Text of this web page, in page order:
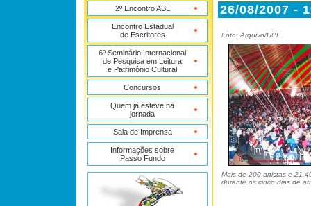
2º Encontro ABL
Encontro Estadual
de Escritores
6º Seminário Internacional
de Pesquisa em Leitura
e Patrimônio Cultural
Concursos
Quem já esteve na
jornada
Sala de Imprensa
Informações sobre
Passo Fundo
26/08/2007 -
Foto: Arquivo/UPF
Mais de 200 artistas e
durante os cinco dias de